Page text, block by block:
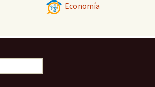
Economía